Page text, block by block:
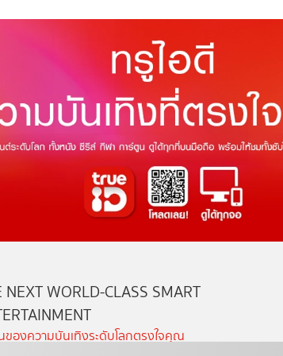
NEXT WORLD-CLASS SMART
องความบันเทิงระดับโลกตรงใจคุณ